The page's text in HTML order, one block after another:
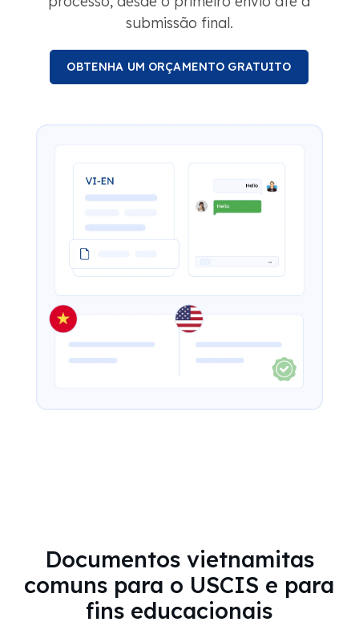
submissão final.
OBTENHA UM ORÇAMENTO GRATUITO
Documentos vietnamitas
comuns para o USCIS e para
fins educacionais